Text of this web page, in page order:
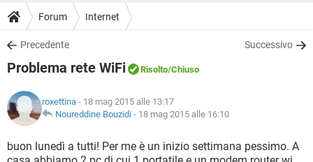
INTRATTENIMENTO
iOS
INSTAGRAM WHATSAPP
TIKTOK
HARDWARE
GUIDE
COVID-19
INSTAGRAM WHATSAPP
TIKTOK
HARDWARE
DOWNLOAD
COVID-19 GAMING
INTRATTENIMENTO
iOS WINDOWS 10
INSTAGRAM WHATSAPP
COVID-19 GAMING
INTRATTENIMENTO
iOS WINDOWS 10
GLOSSARIO
COVID-19 GAMING
Forum Internet
Precedente Successivo
Problema rete WiFi Risolto/Chiuso
roxettina - 18 mag 2015 alle 13:17
Noureddine Bouzidi - 18 mag 2015 alle 16:10
buon lunedì a tutti! Per me è un inizio settimana pessimo. A